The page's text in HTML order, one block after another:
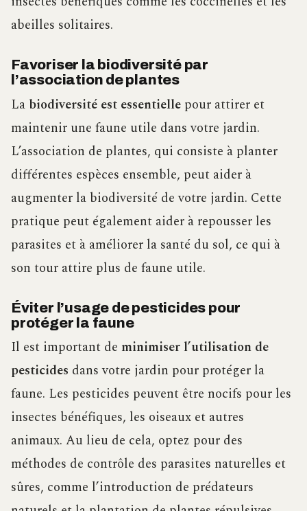
abeilles solitaires.
Favoriser la biodiversité par
l’association de plantes
La biodiversité est essentielle pour attirer et
maintenir une faune utile dans votre jardin.
L’association de plantes, qui consiste à planter
différentes espèces ensemble, peut aider à
augmenter la biodiversité de votre jardin. Cette
pratique peut également aider à repousser les
parasites et à améliorer la santé du sol, ce qui à
son tour attire plus de faune utile.
Éviter l’usage de pesticides pour
protéger la faune
Il est important de minimiser l’utilisation de
pesticides dans votre jardin pour protéger la
faune. Les pesticides peuvent être nocifs pour les
insectes bénéfiques, les oiseaux et autres
animaux. Au lieu de cela, optez pour des
méthodes de contrôle des parasites naturelles et
sûres, comme l’introduction de prédateurs